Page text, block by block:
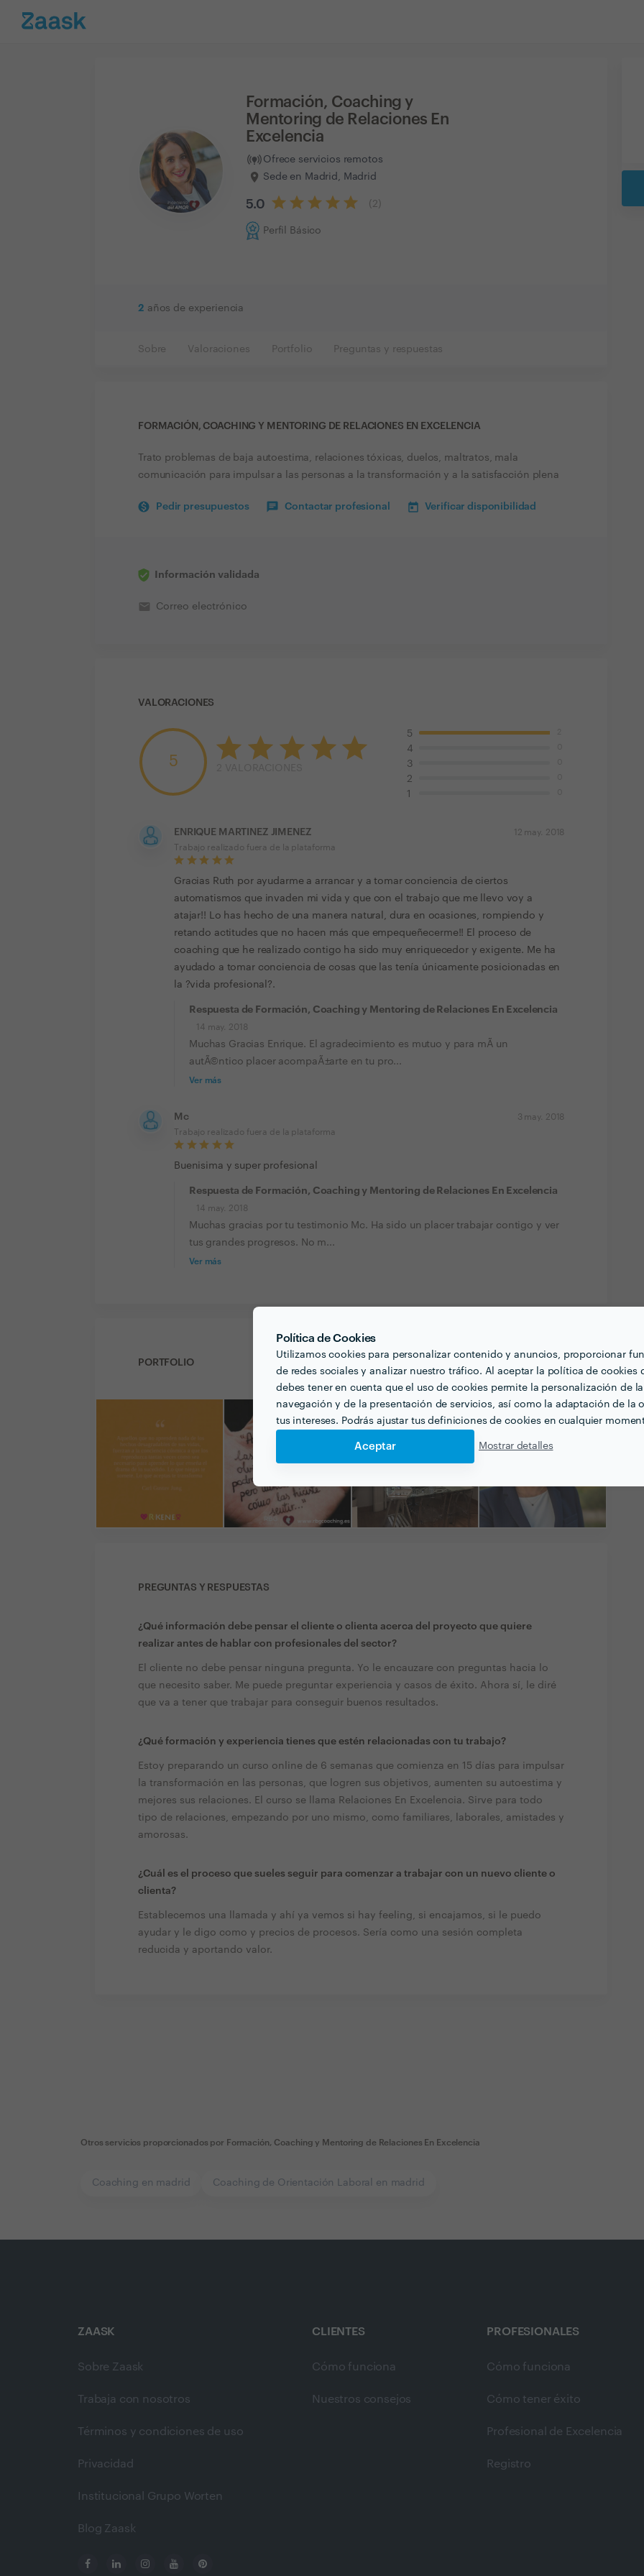
Política de Cookies
Utilizamos cookies para personalizar contenido y anuncios, proporcionar
de redes sociales y analizar nuestro tráfico. Al aceptar la política de cookies
debes tener en cuenta que el uso de cookies permite la personalización de la
navegación y de la presentación de servicios, así como la adaptación de la
tus intereses. Podrás ajustar tus definiciones de cookies en cualquier
Aceptar Mostrar detalles
Formación, Coaching y
Mentoring de Relaciones En
Excelencia
Ofrece servicios remotos
Sede en Madrid, Madrid
5.0 ( 2
Perfil Básico
2 años de experiencia
Sobre Valoraciones Portfolio Preguntas y respuestas
FORMACIÓN, COACHING Y MENTORING DE RELACIONES EN EXCELENCIA
Trato problemas de baja autoestima, relaciones tóxicas, duelos, maltratos, mala
comunicación para impulsar a las personas a la transformación y a la satisfacción plena
Pedir presupuestos Contactar profesional Verificar disponibilidad
Información validada
email Correo electrónico
VALORACIONES
5
5
4
3
2
1
ENRIQUE MARTINEZ JIMENEZ
Trabajo realizado fuera de la plataforma
12 may. 2018
Gracias Ruth por ayudarme a arrancar y a tomar conciencia de ciertos
automatismos que invaden mi vida y que con el trabajo que me llevo voy a
atajar!! Lo has hecho de una manera natural, dura en ocasiones, rompiendo y
retando actitudes que no hacen más que empequeñecerme!! El proceso de
coaching que he realizado contigo ha sido muy enriquecedor y exigente. Me ha
ayudado a tomar conciencia de cosas que las tenía únicamente posicionadas en
la ?vida profesional?.
Respuesta de Formación, Coaching y Mentoring de Relaciones En Excelencia
14 may. 2018
Muchas Gracias Enrique. El agradecimiento es mutuo y para mÃ­ un
autÃ©ntico placer acompaÃ±arte en tu pro...
Ver más
Mc
Trabajo realizado fuera de la plataforma
3 may. 2018
Buenisima y super profesional
Respuesta de Formación, Coaching y Mentoring de Relaciones En Excelencia
14 may. 2018
Muchas gracias por tu testimonio Mc. Ha sido un placer trabajar contigo y ver
tus grandes progresos. No m...
Ver más
PORTFOLIO
PREGUNTAS Y RESPUESTAS
¿Qué información debe pensar el cliente o clienta acerca del proyecto que quiere
realizar antes de hablar con profesionales del sector?
El cliente no debe pensar ninguna pregunta. Yo le encauzare con preguntas hacia lo
que necesito saber. Me puede preguntar experiencia y casos de éxito. Ahora sí, le diré
que va a tener que trabajar para conseguir buenos resultados.
¿Qué formación y experiencia tienes que estén relacionadas con tu trabajo?
Estoy preparando un curso online de 6 semanas que comienza en 15 días para impulsar
la transformación en las personas, que logren sus objetivos, aumenten su autoestima y
mejores sus relaciones. El curso se llama Relaciones En Excelencia. Sirve para todo
tipo de relaciones, empezando por uno mismo, como familiares, laborales, amistades y
amorosas.
¿Cuál es el proceso que sueles seguir para comenzar a trabajar con un nuevo cliente o
clienta?
Establecemos una llamada y ahí ya vemos si hay feeling, si encajamos, si le puedo
ayudar y le digo como y precios de procesos. Sería como una sesión completa
reducida y aportando valor.
Otros servicios proporcionados por Formación, Coaching y Mentoring de Relaciones En Excelencia
Coaching en madrid Coaching de Orientación Laboral en madrid
ZAASK
Sobre Zaask
Trabaja con nosotros
Términos y condiciones de uso
Privacidad
Institucional Grupo Worten
Blog Zaask
CLIENTES
Cómo funciona
Nuestros consejos
PROFESIONALES
Cómo funciona
Cómo tener éxito
Profesional de Excelencia
Registro